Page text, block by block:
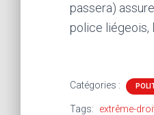
passera)
police liégeois,
Catégories :
Tags: extrême-